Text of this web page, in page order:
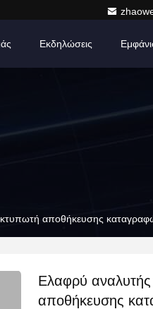
Εκδηλώσεις
αποθήκευσης
Ελαφρύ
αποθήκευσης